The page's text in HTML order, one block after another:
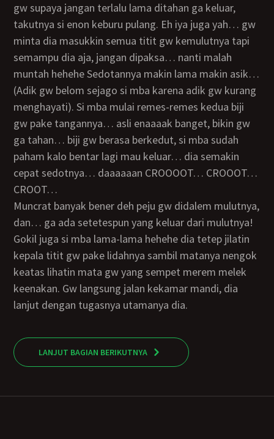
gw supaya jangan terlalu lama ditahan ga keluar,
takutnya si enon keburu pulang. Eh iya juga yah… gw
minta dia masukkin semua titit gw kemulutnya tapi
semampu dia aja, jangan dipaksa… nanti malah
muntah hehehe Sedotannya makin lama makin asik…
(adik gw belom sejago si mba karena adik gw kurang
menghayati). Si mba mulai remes-remes kedua biji
gw pake tangannya… asli enaaaak banget, bikin gw
ga tahan… biji gw berasa berkedut, si mba sudah
paham kalo bentar lagi mau keluar… dia semakin
cepat sedotnya… daaaaaan CROOOOT… CROOOT…
CROOT…
muncrat banyak bener deh peju gw didalem mulutnya,
dan… ga ada setetespun yang keluar dari mulutnya!
Gokil juga si mba lama-lama hehehe dia tetep jilatin
kepala titit gw pake lidahnya sambil matanya nengok
keatas lihatin mata gw yang sempet merem melek
keenakan. Gw langsung jalan kekamar mandi, dia
lanjut dengan tugasnya utamanya dia.
LANJUT BAGIAN BERIKUTNYA